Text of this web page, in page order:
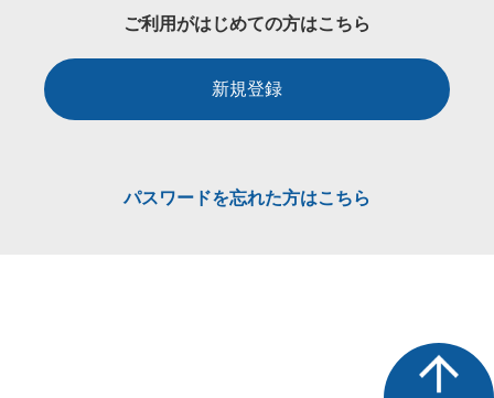
ご利用がはじめての方はこちら
新規登録
パスワードを忘れた方はこちら